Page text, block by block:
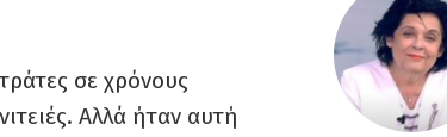
σε χρόνους
Αλλά ήταν αυτή